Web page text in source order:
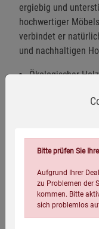
ergiebig und
hochwertiger
verbindet er
und nachhaltigen
Ökologischer
Mit reinem
Glanz
Ideal für Möbel,
Jojobaöl kann
Bitte prüfen Sie
Aufgrund Ihrer
zu Problemen der
kommen. Bitte
sich problemlos